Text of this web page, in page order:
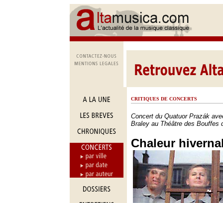
CRITIQUES DE CONCERTS
Concert du Quatuor Prazák
Braley au Théâtre des Bouffes
Chaleur